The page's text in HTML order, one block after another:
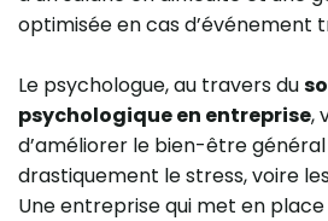
optimisée en cas d’événement
Le psychologue, au travers du
psychologique en entreprise,
d’améliorer le bien-être
drastiquement le stress, voire
Une entreprise qui met en